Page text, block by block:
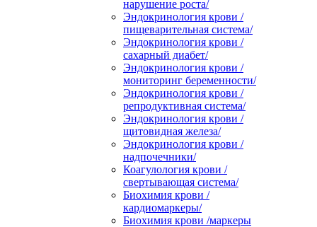
нарушение роста/
Эндокринология крови /
пищеварительная система/
Эндокринология крови /
сахарный диабет/
Эндокринология крови /
мониторинг беременности/
Эндокринология крови /
репродуктивная система/
Эндокринология крови /
щитовидная железа/
Эндокринология крови /
надпочечники/
Коагулология крови /
свертывающая система/
Биохимия крови /
кардиомаркеры/
Биохимия крови /маркеры